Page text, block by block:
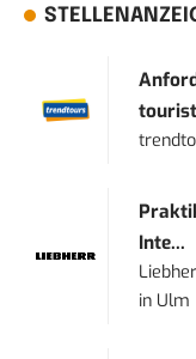
Inte...
in Ulm